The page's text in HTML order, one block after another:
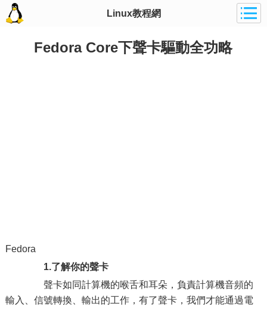
Linux教程網
Fedora Core下聲卡驅動全功略
Fedora
1.了解你的聲卡
聲卡如同計算機的喉舌和耳朵，負責計算機音頻的
輸入、信號轉換、輸出的工作，有了聲卡，我們才能通過電